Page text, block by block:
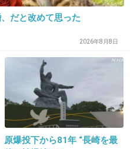
です。
うです(゜ロ゜;
てくれますよう
産まれてくれますよ
だと改めて思った
2026年8月8日
原爆投下から81年 “長崎を最